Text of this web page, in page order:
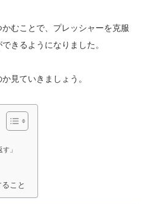
むことで、プレッシャーを克服
きるようになりました。
見ていきましょう。
」
こと